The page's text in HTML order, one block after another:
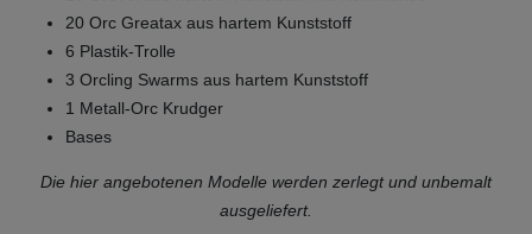
20 Orc Greatax aus hartem Kunststoff
6 Plastik-Trolle
3 Orcling Swarms aus hartem Kunststoff
1 Metall-Orc Krudger
Bases
Die hier angebotenen Modelle werden zerlegt und unbemalt
ausgeliefert.